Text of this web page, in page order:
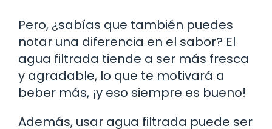
Pero, ¿sabías que también puedes
notar una diferencia en el sabor? El
agua filtrada tiende a ser más fresca
y agradable, lo que te motivará a
beber más, ¡y eso siempre es bueno!
Además, usar agua filtrada puede ser